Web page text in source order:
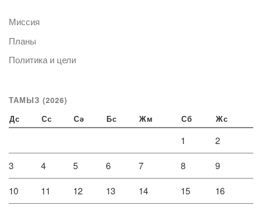
Миссия
Планы
Политика и цели
ТАМЫЗ (2026)
Дс Сс Сә Бс Жм Сб Жс
1 2
3 4 5 6 7 8 9
10 11 12 13 14 15 16